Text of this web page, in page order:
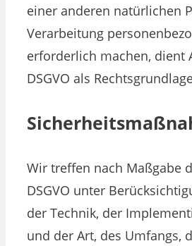
einer anderen natürlichen
Verarbeitung
erforderlich machen, dient
DSGVO als
Wir treffen nach Maßgabe
DSGVO unter
der Technik, der
und der Art, des Umfangs,